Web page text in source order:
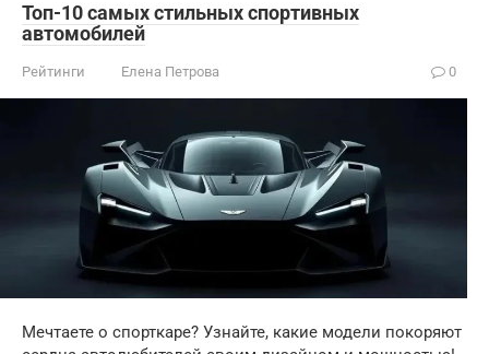
Топ-10 самых стильных спортивных
автомобилей
Рейтинги Елена Петрова 0
Мечтаете о спорткаре? Узнайте, какие модели покоряют